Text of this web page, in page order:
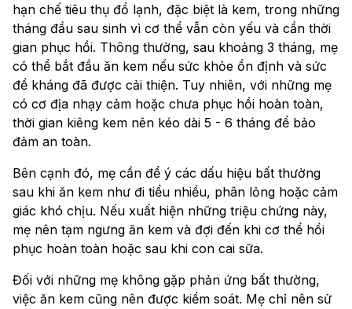
hạn chế tiêu thụ đồ lạnh, đặc biệt là kem, trong những
tháng đầu sau sinh vì cơ thể vẫn còn yếu và cần thời
gian phục hồi. Thông thường, sau khoảng 3 tháng, mẹ
có thể bắt đầu ăn kem nếu sức khỏe ổn định và sức
đề kháng đã được cải thiện. Tuy nhiên, với những mẹ
có cơ địa nhạy cảm hoặc chưa phục hồi hoàn toàn,
thời gian kiêng kem nên kéo dài 5 - 6 tháng để bảo
đảm an toàn.
Bên cạnh đó, mẹ cần để ý các dấu hiệu bất thường
sau khi ăn kem như đi tiểu nhiều, phân lỏng hoặc cảm
giác khó chịu. Nếu xuất hiện những triệu chứng này,
mẹ nên tạm ngưng ăn kem và đợi đến khi cơ thể hồi
phục hoàn toàn hoặc sau khi con cai sữa.
Đối với những mẹ không gặp phản ứng bất thường,
việc ăn kem cũng nên được kiểm soát. Mẹ chỉ nên sử